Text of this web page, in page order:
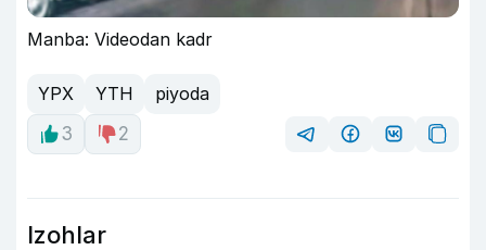
Manba: Videodan kadr
YPX YTH
piyoda
3
2
Izohlar